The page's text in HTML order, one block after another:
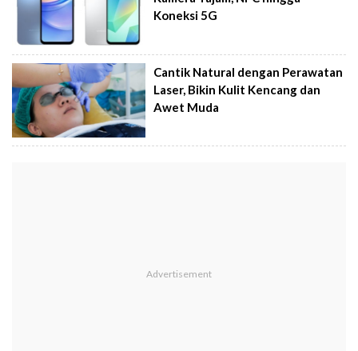
Koneksi 5G
Cantik Natural dengan Perawatan
Laser, Bikin Kulit Kencang dan
Awet Muda